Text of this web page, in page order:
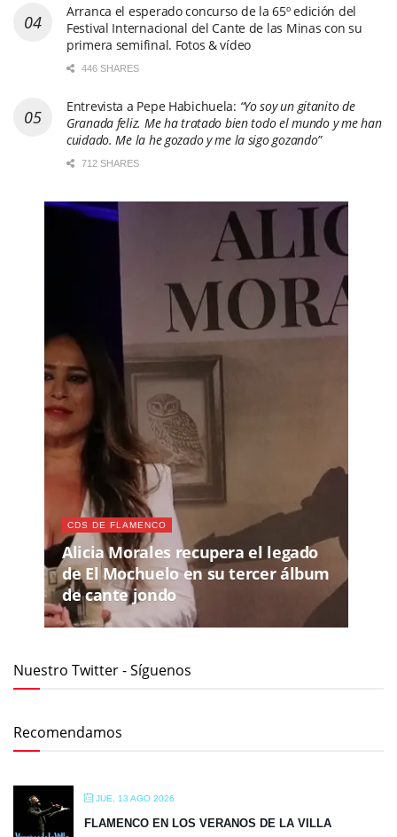
Arranca el esperado concurso de la 65º edición del
Festival Internacional del Cante de las Minas con su
primera semifinal. Fotos & vídeo
446 SHARES
Entrevista a Pepe Habichuela: “Yo soy un gitanito de
Granada feliz. Me ha tratado bien todo el mundo y me han
cuidado. Me la he gozado y me la sigo gozando”
712 SHARES
CDS DE FLAMENCO
Alicia Morales recupera el legado
de El Mochuelo en su tercer álbum
de cante jondo
Nuestro Twitter - Síguenos
Recomendamos
JUE, 13 AGO 2026
FLAMENCO EN LOS VERANOS DE LA VILLA